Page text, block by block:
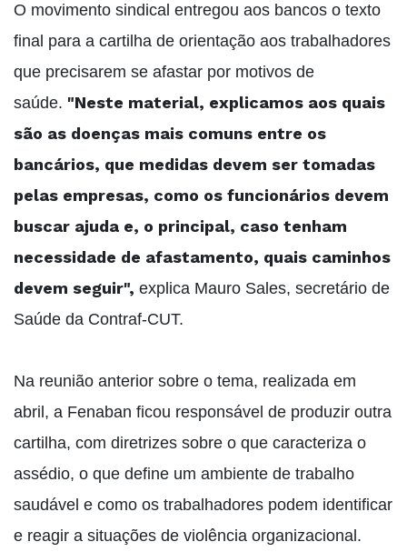
O movimento sindical entregou aos bancos o texto
final para a cartilha de orientação aos trabalhadores
que precisarem se afastar por motivos de
saúde. "Neste material, explicamos aos quais
são as doenças mais comuns entre os
bancários, que medidas devem ser tomadas
pelas empresas, como os funcionários devem
buscar ajuda e, o principal, caso tenham
necessidade de afastamento, quais caminhos
devem seguir", explica Mauro Sales, secretário de
Saúde da Contraf-CUT.
Na reunião anterior sobre o tema, realizada em
abril, a Fenaban ficou responsável de produzir outra
cartilha, com diretrizes sobre o que caracteriza o
assédio, o que define um ambiente de trabalho
saudável e como os trabalhadores podem identificar
e reagir a situações de violência organizacional.